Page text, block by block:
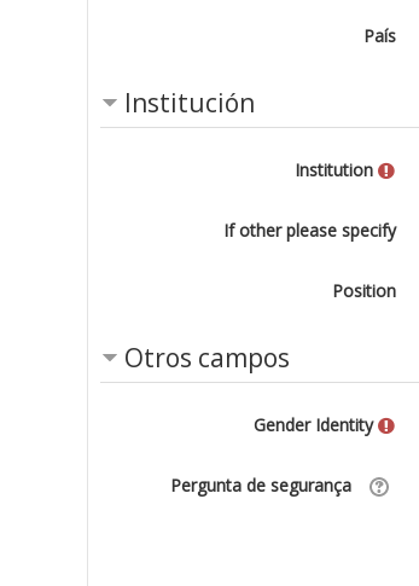
País
Institución
Institution
If other please specify
Position
Otros campos
Gender Identity
Pergunta de segurança